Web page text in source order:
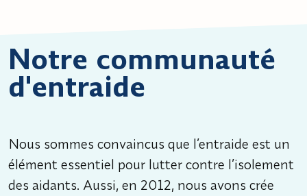
Notre communauté
d'entraide
Nous sommes convaincus que l’entraide est un
élément essentiel pour lutter contre l’isolement
des aidants. Aussi, en 2012, nous avons crée